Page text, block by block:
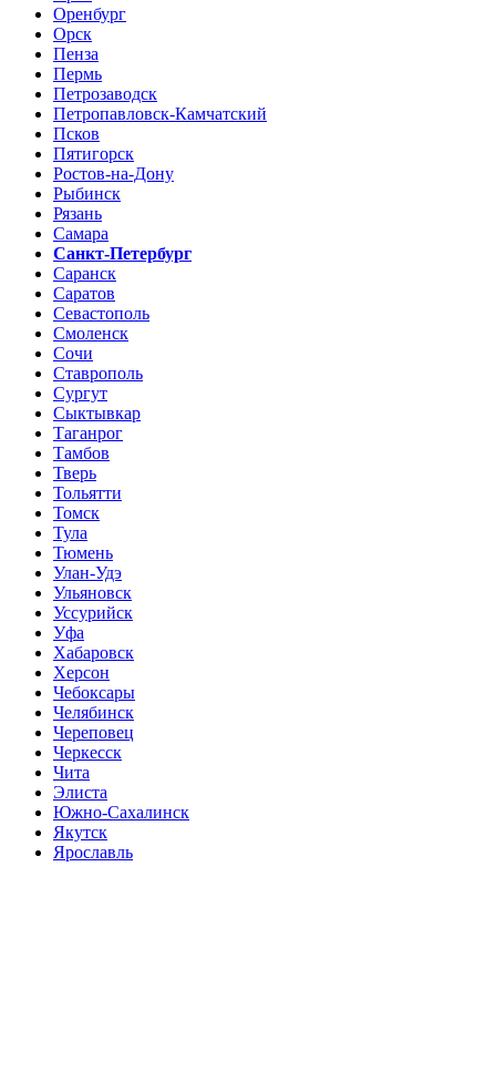
Оренбург
Орск
Пенза
Пермь
Петрозаводск
Петропавловск-Камчатский
Псков
Пятигорск
Ростов-на-Дону
Рыбинск
Рязань
Самара
Санкт-Петербург
Саранск
Саратов
Севастополь
Смоленск
Сочи
Ставрополь
Сургут
Сыктывкар
Таганрог
Тамбов
Тверь
Тольятти
Томск
Тула
Тюмень
Улан-Удэ
Ульяновск
Уссурийск
Уфа
Хабаровск
Херсон
Чебоксары
Челябинск
Череповец
Черкесск
Чита
Элиста
Южно-Сахалинск
Якутск
Ярославль